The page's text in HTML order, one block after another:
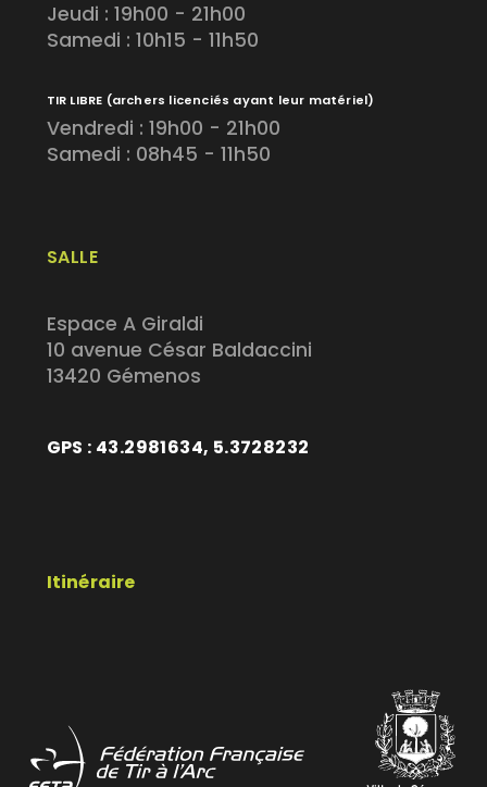
SALLE
Espace A Giraldi
10 avenue César Baldaccini
13420 Gémenos
GPS : 43.2981634, 5.3728232
Itinéraire
Jeudi : 19h00 - 21h00
Samedi : 10h15 - 11h50
TIR LIBRE (archers licenciés ayant leur matériel)
Vendredi : 19h00 - 21h00
Samedi : 08h45 - 11h50